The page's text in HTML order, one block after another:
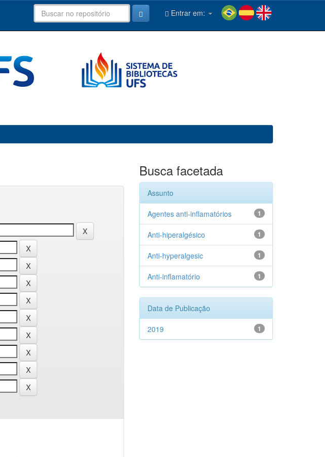
Entrar em:
Busca facetada
Assunto
1
Agentes anti-inflamatórios
1
Anti-hiperalgésico
1
Anti-hyperalgesic
1
Anti-inflamatório
Data de Publicação
1
2019